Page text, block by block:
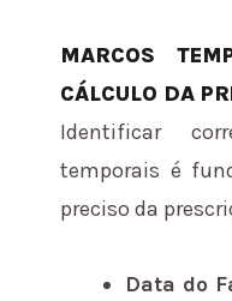
MARCOS
CÁLCULO DA
Identificar
temporais é
preciso da
Data do